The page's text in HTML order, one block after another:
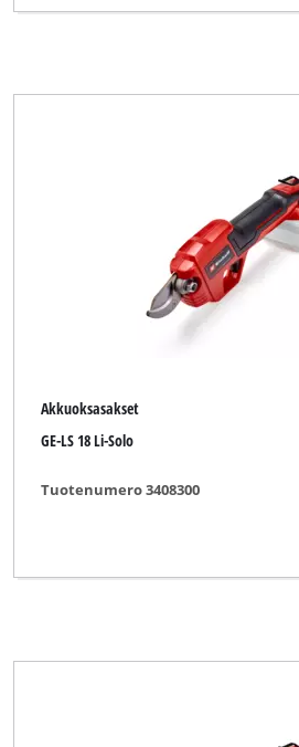
Akkuoksasakset
GE-LS 18 Li-Solo
Tuotenumero 3408300